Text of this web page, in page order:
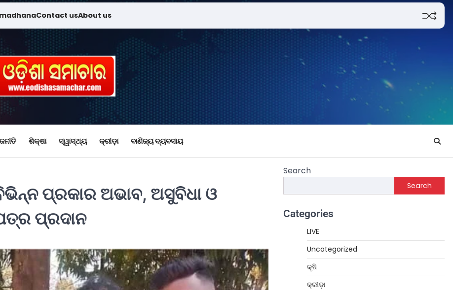
Contact usAbout us
ଶିକ୍ଷା ସ୍ୱାସ୍ଥ୍ୟ କ୍ରୀଡ଼ା ବାଣିଜ୍ୟ ବ୍ୟବସାୟ
ପ୍ରକାର ଅଭାବ, ଅସୁବିଧା ଓ
ପ୍ରଦାନ
Search
Search
Categories
LIVE
Uncategorized
କୃଷି
କ୍ରୀଡ଼ା